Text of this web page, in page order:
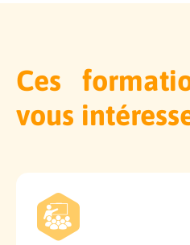
Ces
vous